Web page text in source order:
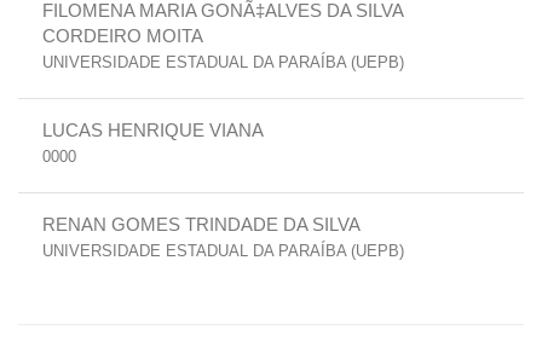
FILOMENA MARIA GONÃ‡ALVES DA SILVA
CORDEIRO MOITA
UNIVERSIDADE ESTADUAL DA PARAÍBA (UEPB)
LUCAS HENRIQUE VIANA
0000
RENAN GOMES TRINDADE DA SILVA
UNIVERSIDADE ESTADUAL DA PARAÍBA (UEPB)